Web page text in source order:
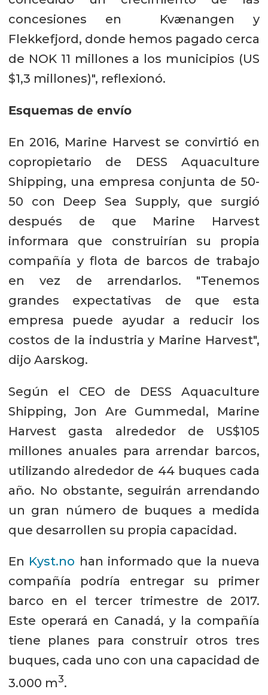
concesiones en Kvænangen y
Flekkefjord, donde hemos pagado cerca
de NOK 11 millones a los municipios (US
$1,3 millones)", reflexionó.
Esquemas de envío
En 2016, Marine Harvest se convirtió en
copropietario de DESS Aquaculture
Shipping, una empresa conjunta de 50-
50 con Deep Sea Supply, que surgió
después de que Marine Harvest
informara que construirían su propia
compañía y flota de barcos de trabajo
en vez de arrendarlos. "Tenemos
grandes expectativas de que esta
empresa puede ayudar a reducir los
costos de la industria y Marine Harvest",
dijo Aarskog.
Según el CEO de DESS Aquaculture
Shipping, Jon Are Gummedal, Marine
Harvest gasta alrededor de US$105
millones anuales para arrendar barcos,
utilizando alrededor de 44 buques cada
año. No obstante, seguirán arrendando
un gran número de buques a medida
que desarrollen su propia capacidad.
En Kyst.no han informado que la nueva
compañía podría entregar su primer
barco en el tercer trimestre de 2017.
Este operará en Canadá, y la compañía
tiene planes para construir otros tres
buques, cada uno con una capacidad de
3.000 m3.